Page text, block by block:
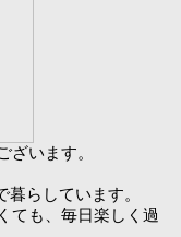
ざいます。
暮らしています。
ても、毎日楽しく過